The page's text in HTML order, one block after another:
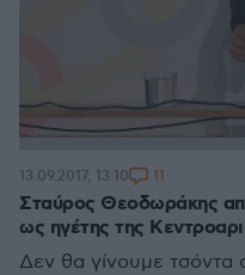
Σταύρος Θεοδωράκης
ως ηγέτης της
Δεν θα γίνουμε τσόντα
13.09.2017, 13:10 11